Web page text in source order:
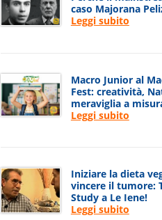
caso Majorana
Leggi subito
Macro Junior al
Fest: creatività,
meraviglia a
Leggi subito
Iniziare la dieta
vincere il tumore:
Study a Le Iene!
Leggi subito